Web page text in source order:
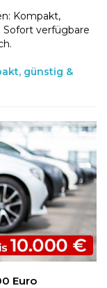
Kompakt,
Sofort verfügbare
günstig &
Euro